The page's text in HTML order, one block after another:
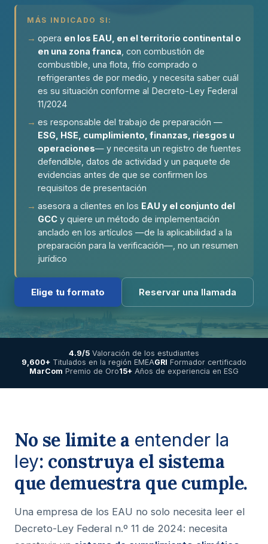
MÁS INDICADO SI:
opera en los EAU, en el territorio continental o
en una zona franca , con combustión de
combustible, una flota, frío comprado o
refrigerantes de por medio, y necesita saber cuál
es su situación conforme al Decreto-Ley Federal
11/2024
es responsable del trabajo de preparación —
ESG, HSE, cumplimiento, finanzas, riesgos u
operaciones— y necesita un registro de fuentes
defendible, datos de actividad y un paquete de
evidencias antes de que se confirmen los
requisitos de presentación
asesora a clientes en los EAU y el conjunto del
GCC y quiere un método de implementación
anclado en los artículos —de la aplicabilidad a la
preparación para la verificación—, no un resumen
jurídico
Elige tu formato Reservar una llamada
4.9/5 Valoración de los estudiantes
9,600+ Titulados en la región EMEAGRI Formador certificado
MarCom Premio de Oro15+ Años de experiencia en ESG
No se limite a entender la
ley: construya el sistema
que demuestra que cumple.
Una empresa de los EAU no solo necesita leer el
Decreto-Ley Federal n.º 11 de 2024: necesita